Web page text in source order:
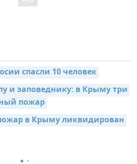
спасли 10 человек
и заповеднику: в Крыму три
пожар
в Крыму ликвидирован